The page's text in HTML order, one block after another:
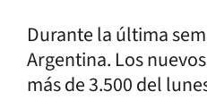
Durante la última
Argentina. Los
más de 3.500 del